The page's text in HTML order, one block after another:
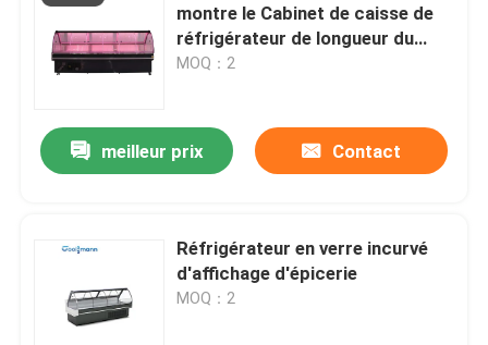
montre le Cabinet de caisse de
réfrigérateur de longueur du
réfrigérateur 1250mm
MOQ：2
meilleur prix Contact
Réfrigérateur en verre incurvé
d'affichage d'épicerie
MOQ：2